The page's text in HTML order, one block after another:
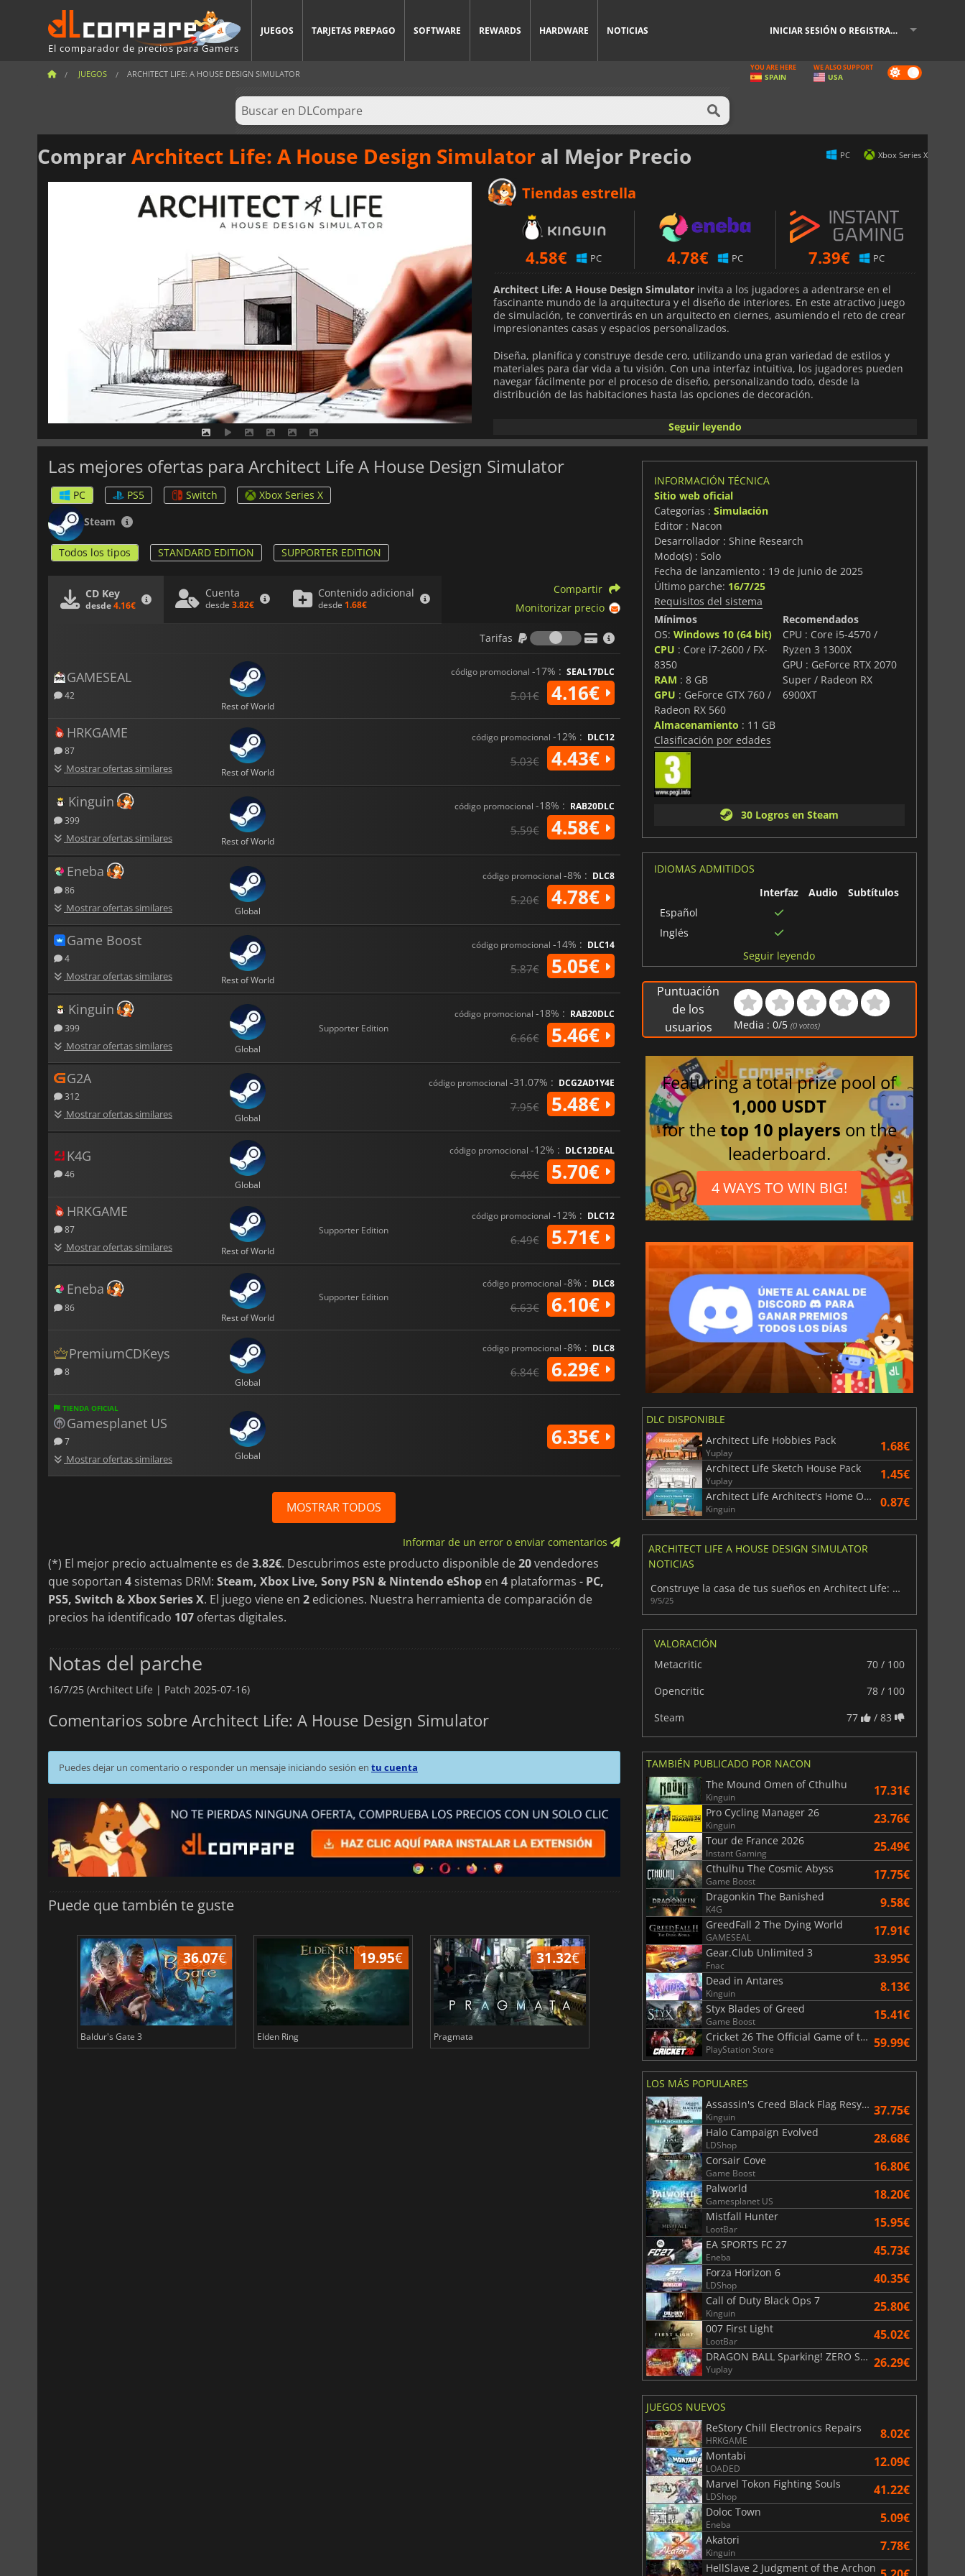
El comparador de precios para Gamers
JUEGOS TARJETAS PREPAGO SOFTWARE REWARDS HARDWARE NOTICIAS INICIAR SESIÓN O REGISTRARSE
JUEGOS ARCHITECT LIFE: A HOUSE DESIGN SIMULATOR Dark
mode
YOU ARE HERE
SPAIN
WE ALSO SUPPORT
USA
Comprar Architect Life: A House Design Simulator al Mejor Precio PC Xbox Series X
Tiendas estrella
4.58€ PC 4.78€ PC 7.39€ PC
Architect Life: A House Design Simulator invita a los jugadores a adentrarse en el
fascinante mundo de la arquitectura y el diseño de interiores. En este atractivo juego
de simulación, te convertirás en un arquitecto en ciernes, asumiendo el reto de crear
impresionantes casas y espacios personalizados.
Diseña, planifica y construye desde cero, utilizando una gran variedad de estilos y
materiales para dar vida a tu visión. Con una interfaz intuitiva, los jugadores pueden
navegar fácilmente por el proceso de diseño, personalizando todo, desde la
distribución de las habitaciones hasta las opciones de decoración.
El juego ofrece un amplio abanico de herramientas y funciones, que hacen posible la
creatividad y animan a los jugadores a experimentar con sus ideas arquitectónicas.
Architect Life: A House Design Simulatores perfecto para aspirantes a arquitectos y
entusiastas del diseño, ya que ofrece una experiencia envolvente que combina
Seguir leyendo
Las mejores ofertas para Architect Life A House Design Simulator
PC PS5 Switch
Xbox Series X
Steam
Todos los tipos STANDARD EDITION SUPPORTER EDITION
CD Key
desde4.16€
Cuenta
desde 3.82€
Contenido adicional
desde 1.68€
Compartir
Monitorizar precio
Tarifas
Tarifas
GAMESEAL
42
Rest of World
código promocional -17% : SEAL17DLC
5.01€ 4.16€
HRKGAME
87
Mostrar ofertas similares Rest of World
código promocional -12% : DLC12
5.03€ 4.43€
Kinguin
399
Mostrar ofertas similares Rest of World
código promocional -18% : RAB20DLC
5.59€ 4.58€
Eneba
86
Mostrar ofertas similares Global
código promocional -8% : DLC8
5.20€ 4.78€
Game Boost
4
Mostrar ofertas similares Rest of World
código promocional -14% : DLC14
5.87€ 5.05€
Kinguin
399
Mostrar ofertas similares Global
Supporter Edition
código promocional -18% : RAB20DLC
6.66€ 5.46€
G2A
312
Mostrar ofertas similares Global
código promocional -31.07% : DCG2AD1Y4E
7.95€ 5.48€
K4G
46
Global
código promocional -12% : DLC12DEAL
6.48€ 5.70€
HRKGAME
87
Mostrar ofertas similares Rest of World
Supporter Edition
código promocional -12% : DLC12
6.49€ 5.71€
Eneba
86
Rest of World
Supporter Edition
código promocional -8% : DLC8
6.63€ 6.10€
PremiumCDKeys
8
Global
código promocional -8% : DLC8
6.84€ 6.29€
TIENDA OFICIAL
Gamesplanet US
7
Mostrar ofertas similares Global
6.35€
MOSTRAR TODOS
Informar de un error o enviar comentarios
(*) El mejor precio actualmente es de3.82€. Descubrimos este producto disponible de20vendedores
que soportan 4 sistemas DRM: Steam, Xbox Live, Sony PSN & Nintendo eShop en 4 plataformas - PC,
PS5, Switch & Xbox Series X. El juego viene en 2 ediciones. Nuestra herramienta de comparación de
precios ha identificado 107 ofertas digitales.
Notas del parche
16/7/25 (Architect Life | Patch 2025-07-16)
Comentarios sobre Architect Life: A House Design Simulator
Puedes dejar un comentario o responder un mensaje iniciando sesión en tu cuenta
Puede que también te guste
36.07€
Baldur's Gate 3
19.95€
Elden Ring
31.32€
Pragmata
6.75€
Total War WARHAMMER 3
15.48
Lies Of P
INFORMACIÓN TÉCNICA
Sitio web oficial
Categorías : Simulación
Editor : Nacon
Desarrollador : Shine Research
Modo(s) : Solo
Fecha de lanzamiento : 19 de junio de 2025
Último parche: 16/7/25
Requisitos del sistema
Mínimos
OS: Windows 10 (64 bit)
CPU : Core i7-2600 / FX-
8350
RAM : 8 GB
GPU : GeForce GTX 760 /
Radeon RX 560
Almacenamiento : 11 GB
Recomendados
CPU : Core i5-4570 /
Ryzen 3 1300X
GPU : GeForce RTX 2070
Super / Radeon RX
6900XT
Clasificación por edades
30 Logros en Steam
IDIOMAS ADMITIDOS
Interfaz
Audio
Subtítulos
Español
Inglés
brasileño
Francés
Coreano
Ruso
Chino simplificado
Polaco
Chino tradicional
Japonés
Alemán
Seguir leyendo
Puntuación
de los
usuarios
Media :0/5 (0 votos)
Featuring a total prize pool of
1,000 USDT
for thetop 10 players on the
leaderboard.
4 WAYS TO WIN BIG!
DLC DISPONIBLE
Architect Life Hobbies Pack
Yuplay 1.68€
Architect Life Sketch House Pack
Yuplay 1.45€
Architect Life Architect's Home Office
Kinguin 0.87€
ARCHITECT LIFE A HOUSE DESIGN SIMULATOR
NOTICIAS
Construye la casa de tus sueños en Architect Life: A House Design Simulator
9/5/25
VALORACIÓN
Metacritic
70 / 100
Opencritic
78 / 100
Steam
77 / 83
TAMBIÉN PUBLICADO POR NACON
The Mound Omen of Cthulhu
Kinguin 17.31€
Pro Cycling Manager 26
Kinguin 23.76€
Tour de France 2026
Instant Gaming 25.49€
Cthulhu The Cosmic Abyss
Game Boost 17.75€
Dragonkin The Banished
K4G 9.58€
GreedFall 2 The Dying World
GAMESEAL 17.91€
Gear.Club Unlimited 3
Fnac 33.95€
Dead in Antares
Kinguin 8.13€
Styx Blades of Greed
Game Boost 15.41€
Cricket 26 The Official Game of the Ashes
PlayStation Store 59.99€
LOS MÁS POPULARES
Assassin's Creed Black Flag Resynced
Kinguin 37.75€
Halo Campaign Evolved
LDShop 28.68€
Corsair Cove
Game Boost 16.80€
Palworld
Gamesplanet US 18.20€
Mistfall Hunter
LootBar 15.95€
EA SPORTS FC 27
Eneba 45.73€
Forza Horizon 6
LDShop 40.35€
Call of Duty Black Ops 7
Kinguin 25.80€
007 First Light
LootBar 45.02€
DRAGON BALL Sparking! ZERO Super Limit Breaking NEO
Yuplay 26.29€
JUEGOS NUEVOS
ReStory Chill Electronics Repairs
HRKGAME 8.02€
Montabi
LOADED 12.09€
Marvel Tokon Fighting Souls
LDShop 41.22€
Doloc Town
Eneba 5.09€
Akatori
Kinguin 7.78€
HellSlave 2 Judgment of the Archon